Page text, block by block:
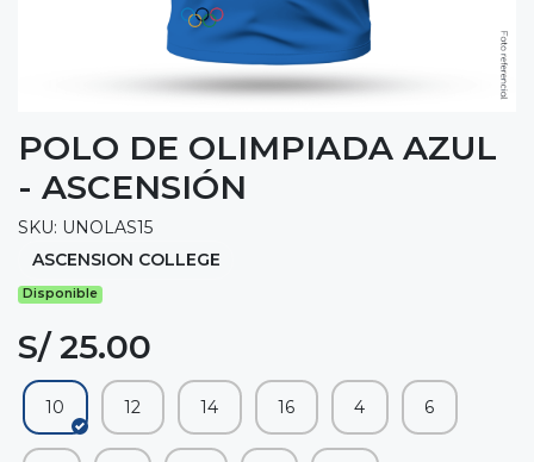
POLO DE OLIMPIADA AZUL
- ASCENSIÓN
SKU: UNOLAS15
ASCENSION COLLEGE
Disponible
S/ 25.00
10 12 14 16 4 6